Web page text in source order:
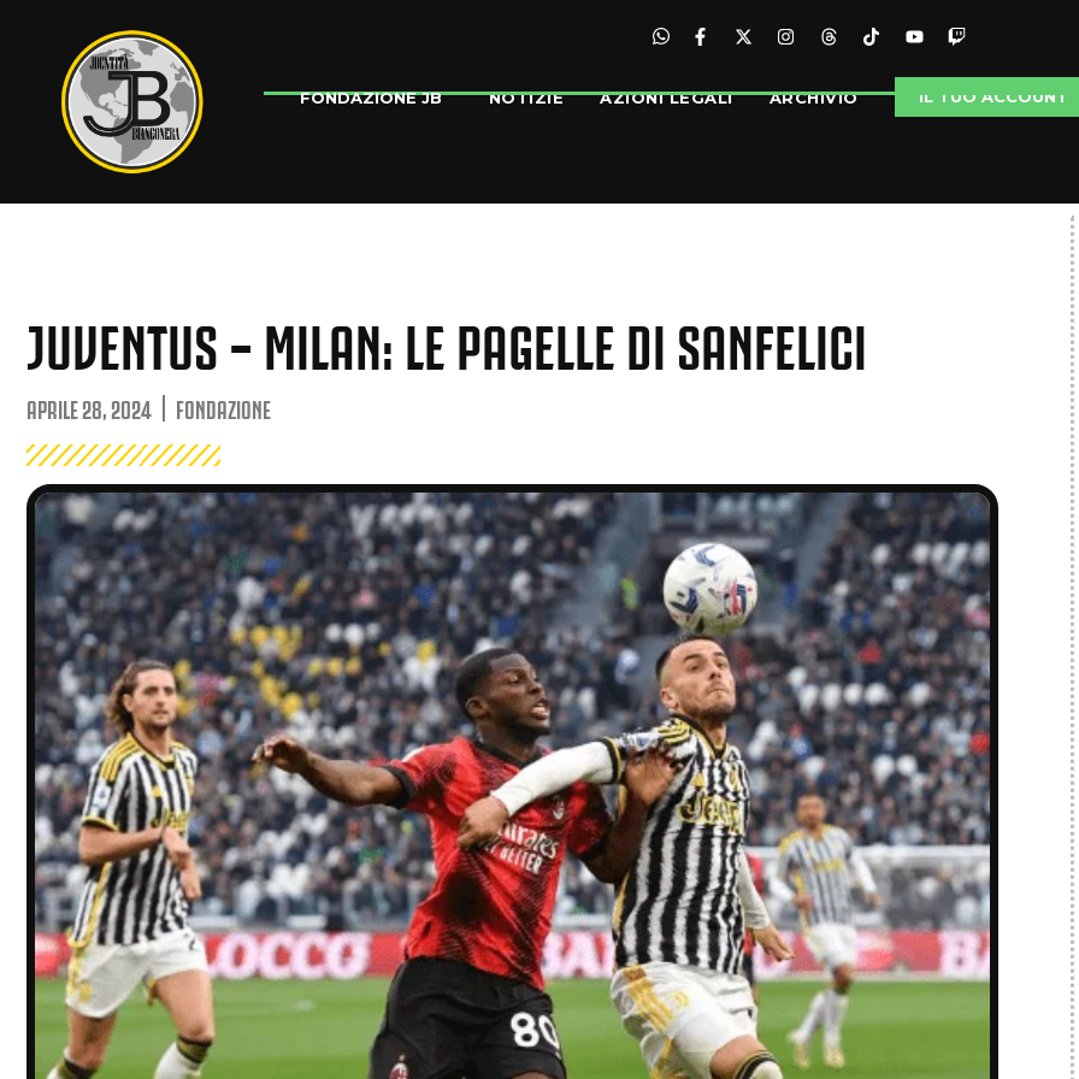
FONDAZIONE JB NOTIZIE AZIONI LEGALI ARCHIVIO IL TUO ACCOUNT
JUVENTUS – MILAN: LE PAGELLE DI SANFELICI
APRILE 28, 2024 FONDAZIONE